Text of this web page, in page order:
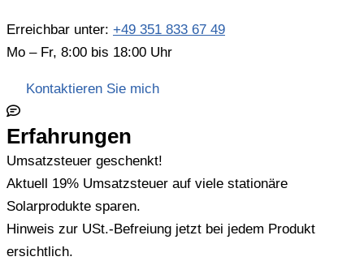
Erreichbar unter: +49 351 833 67 49
Mo – Fr, 8:00 bis 18:00 Uhr
Kontaktieren Sie mich
Erfahrungen
Umsatzsteuer geschenkt!
Aktuell 19% Umsatzsteuer auf viele stationäre
Solarprodukte sparen.
Hinweis zur USt.-Befreiung jetzt bei jedem Produkt
ersichtlich.